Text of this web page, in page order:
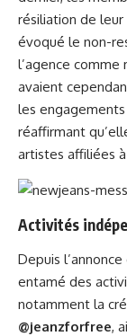
résiliation de
évoqué le non-
l’agence
avaient
les
réaffirmant
artistes affiliées à
Activités
Depuis
entamé des
notamment la
@jeanzforfree,